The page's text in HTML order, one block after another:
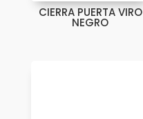
CIERRA PUERTA VIRO
NEGRO